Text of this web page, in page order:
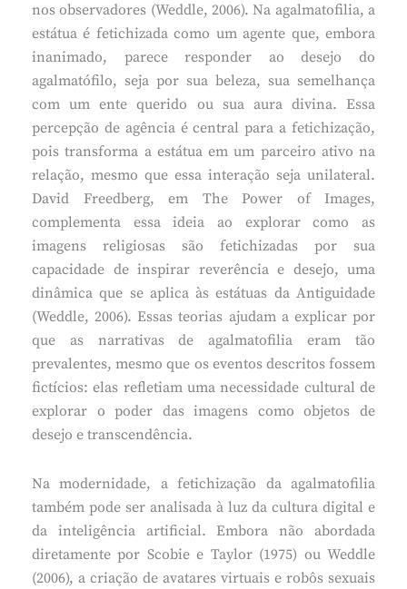
nos observadores (Weddle, 2006). Na agalmatofilia, a
estátua é fetichizada como um agente que, embora
inanimado, parece responder ao desejo do
agalmatófilo, seja por sua beleza, sua semelhança
com um ente querido ou sua aura divina. Essa
percepção de agência é central para a fetichização,
pois transforma a estátua em um parceiro ativo na
relação, mesmo que essa interação seja unilateral.
David Freedberg, em The Power of Images,
complementa essa ideia ao explorar como as
imagens religiosas são fetichizadas por sua
capacidade de inspirar reverência e desejo, uma
dinâmica que se aplica às estátuas da Antiguidade
(Weddle, 2006). Essas teorias ajudam a explicar por
que as narrativas de agalmatofilia eram tão
prevalentes, mesmo que os eventos descritos fossem
fictícios: elas refletiam uma necessidade cultural de
explorar o poder das imagens como objetos de
desejo e transcendência.
Na modernidade, a fetichização da agalmatofilia
também pode ser analisada à luz da cultura digital e
da inteligência artificial. Embora não abordada
diretamente por Scobie e Taylor (1975) ou Weddle
(2006), a criação de avatares virtuais e robôs sexuais